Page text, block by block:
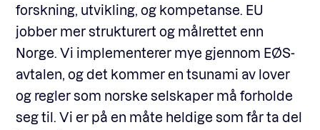
forskning, utvikling, og kompetanse. EU
jobber mer strukturert og målrettet enn
Norge. Vi implementerer mye gjennom EØS-
avtalen, og det kommer en tsunami av lover
og regler som norske selskaper må forholde
seg til. Vi er på en måte heldige som får ta del